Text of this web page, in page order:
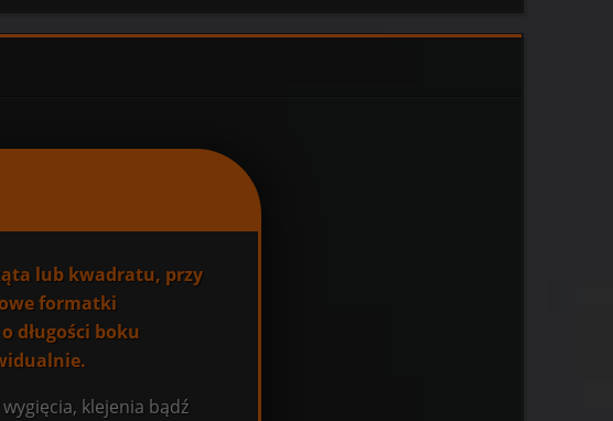
lub kwadratu, przy
formatki
długości boku
klejenia bądź